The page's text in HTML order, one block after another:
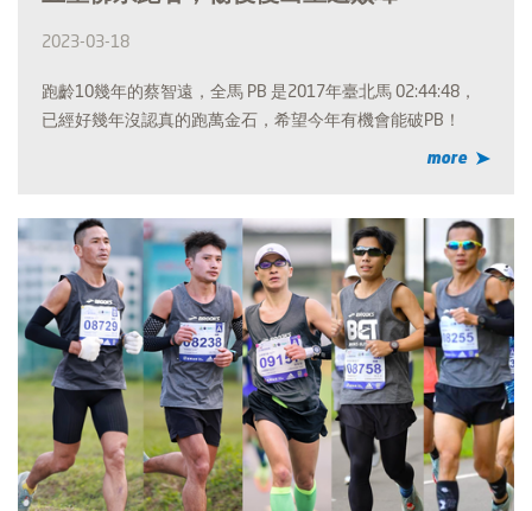
2023-03-18
跑齡10幾年的蔡智遠，全馬 PB 是2017年臺北馬 02:44:48，
已經好幾年沒認真的跑萬金石，希望今年有機會能破PB！
more